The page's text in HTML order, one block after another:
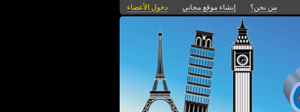
من نحن؟ إنشاء موقع مجاني دخول الأعضاء